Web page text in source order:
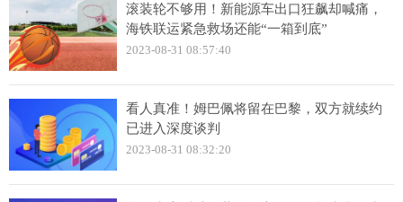
滚装轮不够用！新能源车出口狂飙却喊痛，
海铁联运紧急救场还能“一箱到底”
2023-08-31 08:57:40
看人真准！姆巴佩将留在巴黎，双方就续约
已进入深度谈判
2023-08-31 08:32:20